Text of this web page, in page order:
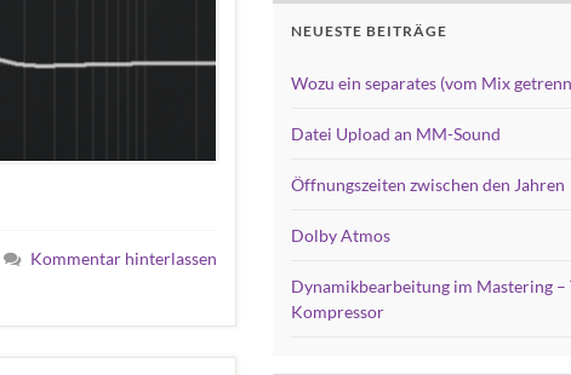
Kommentar hinterlassen
NEUESTE BEITRÄGE
Wozu ein separates (vom Mix
Datei Upload an MM-Sound
Öffnungszeiten zwischen den Jahren
Dolby Atmos
Dynamikbearbeitung im Mastering –
Kompressor